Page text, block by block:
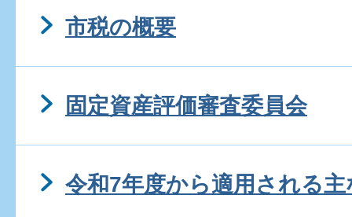
市税の概要
固定資産評価審査委員会
令和7年度から適用される主